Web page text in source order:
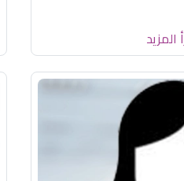
المزيد